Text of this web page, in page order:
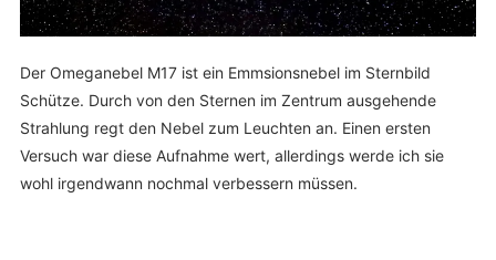
Der Omeganebel M17 ist ein Emmsionsnebel im Sternbild
Schütze. Durch von den Sternen im Zentrum ausgehende
Strahlung regt den Nebel zum Leuchten an. Einen ersten
Versuch war diese Aufnahme wert, allerdings werde ich sie
wohl irgendwann nochmal verbessern müssen.